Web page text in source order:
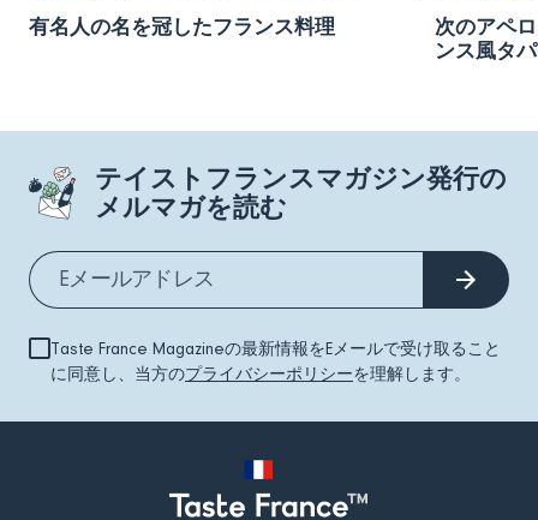
有名人の名を冠したフランス料理
次のアペ
ンス風タ
テイストフランスマガジン発行の
メルマガを読む
Taste France Magazineの最新情報をEメールで受け取ること
に同意し、当方のプライバシーポリシーを理解します。